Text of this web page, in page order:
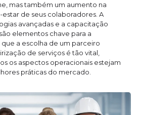
mas também um aumento na
de seus colaboradores. A
avançadas e a capacitação
elementos chave para a
que a escolha de um parceiro
de serviços é tão vital,
os aspectos operacionais estejam
práticas do mercado.